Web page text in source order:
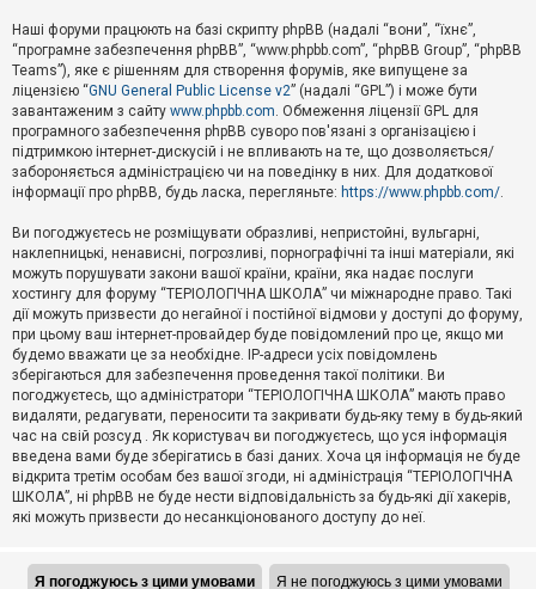
й
А
к
т
и
в
н
і
м
и
П
о
ш
у
Д
о
п
о
м
Наші форуми працюють на базі скрипту phpBB (надалі “вони”, “їхнє”,
“програмне забезпечення phpBB”, “www.phpbb.com”, “phpBB Group”, “phpBB
Teams”), яке є рішенням для створення форумів, яке випущене за
ліцензією “GNU General Public License v2” (надалі “GPL”) і може бути
завантаженим з сайту www.phpbb.com. Обмеження ліцензії GPL для
програмного забезпечення phpBB суворо пов'язані з організацією і
підтримкою інтернет-дискусій і не впливають на те, що дозволяється/
забороняється адміністрацією чи на поведінку в них. Для додаткової
інформації про phpBB, будь ласка, перегляньте: https://www.phpbb.com/.
Ви погоджуєтесь не розміщувати образливі, непристойні, вульгарні,
наклепницькі, ненависні, погрозливі, порнографічні та інші матеріали, які
можуть порушувати закони вашої країни, країни, яка надає послуги
хостингу для форуму “ТЕРІОЛОГІЧНА ШКОЛА” чи міжнародне право. Такі
дії можуть призвести до негайної і постійної відмови у доступі до форуму,
при цьому ваш інтернет-провайдер буде повідомлений про це, якщо ми
будемо вважати це за необхідне. IP-адреси усіх повідомлень
зберігаються для забезпечення проведення такої політики. Ви
погоджуєтесь, що адміністратори “ТЕРІОЛОГІЧНА ШКОЛА” мають право
видаляти, редагувати, переносити та закривати будь-яку тему в будь-який
час на свій розсуд . Як користувач ви погоджуєтесь, що уся інформація
введена вами буде зберігатись в базі даних. Хоча ця інформація не буде
відкрита третім особам без вашої згоди, ні адміністрація “ТЕРІОЛОГІЧНА
ШКОЛА”, ні phpBB не буде нести відповідальність за будь-які дії хакерів,
які можуть призвести до несанкціонованого доступу до неї.